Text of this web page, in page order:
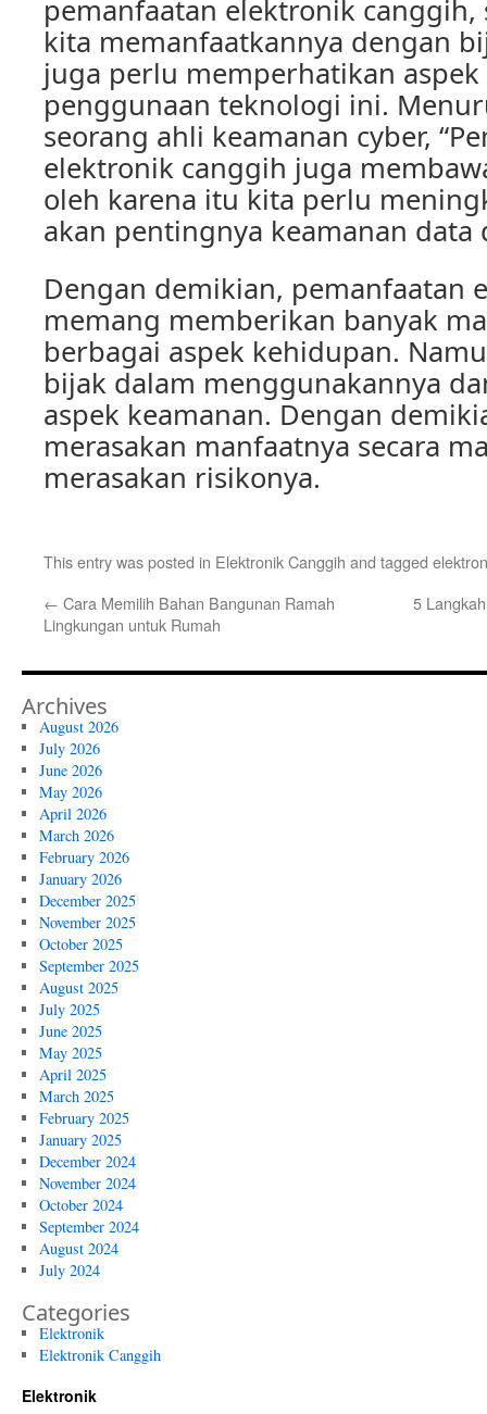
pemanfaatan elektronik canggih,
kita memanfaatkannya dengan
juga perlu memperhatikan
penggunaan teknologi ini.
seorang ahli keamanan cyber,
elektronik canggih juga
oleh karena itu kita perlu
akan pentingnya keamanan data
Dengan demikian, pemanfaatan
memang memberikan banyak
berbagai aspek kehidupan.
bijak dalam menggunakannya
aspek keamanan. Dengan
merasakan manfaatnya secara
merasakan risikonya.
This entry was posted in Elektronik Canggih and tagged
← Cara Memilih Bahan Bangunan Ramah
Lingkungan untuk Rumah
5
Archives
August 2026
July 2026
June 2026
May 2026
April 2026
March 2026
February 2026
January 2026
December 2025
November 2025
October 2025
September 2025
August 2025
July 2025
June 2025
May 2025
April 2025
March 2025
February 2025
January 2025
December 2024
November 2024
October 2024
September 2024
August 2024
July 2024
Categories
Elektronik
Elektronik Canggih
Elektronik